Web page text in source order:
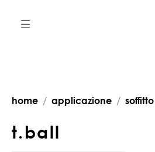
home applicazione soffitto
t.ball